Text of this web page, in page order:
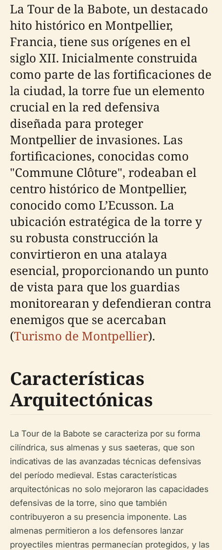
La Tour de la Babote, un destacado
hito histórico en Montpellier,
Francia, tiene sus orígenes en el
siglo XII. Inicialmente construida
como parte de las fortificaciones de
la ciudad, la torre fue un elemento
crucial en la red defensiva
diseñada para proteger
Montpellier de invasiones. Las
fortificaciones, conocidas como
"Commune Clôture", rodeaban el
centro histórico de Montpellier,
conocido como L’Ecusson. La
ubicación estratégica de la torre y
su robusta construcción la
convirtieron en una atalaya
esencial, proporcionando un punto
de vista para que los guardias
monitorearan y defendieran contra
enemigos que se acercaban
(Turismo de Montpellier).
Características
Arquitectónicas
La Tour de la Babote se caracteriza por su forma
cilíndrica, sus almenas y sus saeteras, que son
indicativas de las avanzadas técnicas defensivas
del período medieval. Estas características
arquitectónicas no solo mejoraron las capacidades
defensivas de la torre, sino que también
contribuyeron a su presencia imponente. Las
almenas permitieron a los defensores lanzar
proyectiles mientras permanecían protegidos, y las